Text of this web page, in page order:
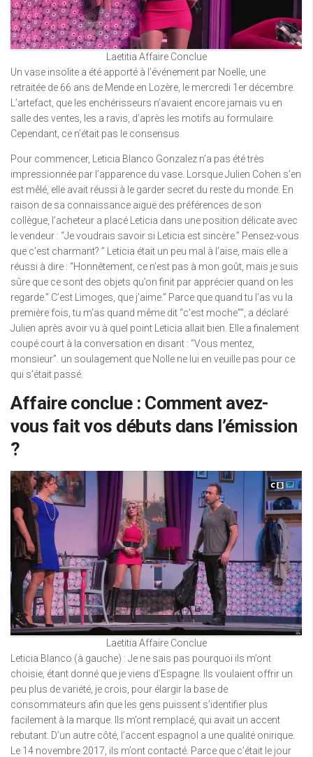
Laetitia Affaire Conclue
Un vase insolite a été apporté à l’événement par Noelle, une
retraitée de 66 ans de Mende en Lozère, le mercredi 1er décembre.
L’artefact, que les enchérisseurs n’avaient encore jamais vu en
salle des ventes, les a ravis, d’après les motifs au formulaire.
Cependant, ce n’était pas le consensus.
Pour commencer, Leticia Blanco Gonzalez n’a pas été très
impressionnée par l’apparence du vase. Lorsque Julien Cohen s’en
est mêlé, elle avait réussi à le garder secret du reste du monde. En
raison de sa connaissance aiguë des préférences de son
collègue, l’acheteur a placé Leticia dans une position délicate avec
le vendeur : “Je voudrais savoir si Leticia est sincère.” Pensez-vous
que c’est charmant? ” Leticia était un peu mal à l’aise, mais elle a
réussi à dire : “Honnêtement, ce n’est pas à mon goût, mais je suis
sûre que ce sont des objets qu’on finit par apprécier quand on les
regarde.” C’est Limoges, que j’aime.” Parce que quand tu l’as vu la
première fois, tu m’as quand même dit “c’est moche””, a déclaré
Julien après avoir vu à quel point Leticia allait bien. Elle a finalement
coupé court à la conversation en disant : “Vous mentez,
monsieur”. un soulagement que Nolle ne lui en veuille pas pour ce
qui s’était passé.
Affaire conclue : Comment avez-
vous fait vos débuts dans l’émission
?
Laetitia Affaire Conclue
Leticia Blanco (à gauche) : Je ne sais pas pourquoi ils m’ont
choisie, étant donné que je viens d’Espagne. Ils voulaient offrir un
peu plus de variété, je crois, pour élargir la base de
consommateurs afin que les gens puissent s’identifier plus
facilement à la marque. Ils m’ont remplacé, qui avait un accent
rebutant. D’un autre côté, l’accent espagnol a une qualité onirique.
Le 14 novembre 2017, ils m’ont contacté. Parce que c’était le jour